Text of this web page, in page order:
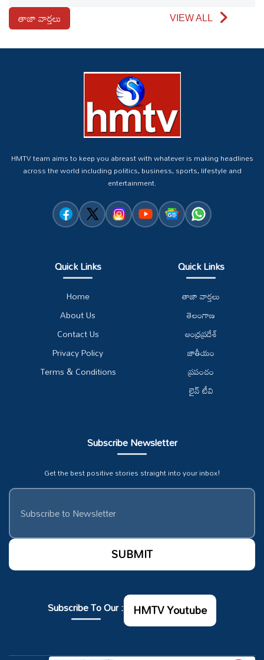
తాజా వార్తలు VIEW ALL
HMTV team aims to keep you abreast with whatever is making headlines
across the world including politics, business, sports, lifestyle and
entertainment.
Quick Links
Home
About Us
Contact Us
Privacy Policy
Terms & Conditions
Quick Links
తాజా వార్తలు
తెలంగాణ
ఆంధ్రప్రదేశ్
జాతీయం
ప్రపంచం
లైవ్ టీవి
Subscribe Newsletter
Get the best positive stories straight into your inbox!
Subscribe To Our : HMTV Youtube